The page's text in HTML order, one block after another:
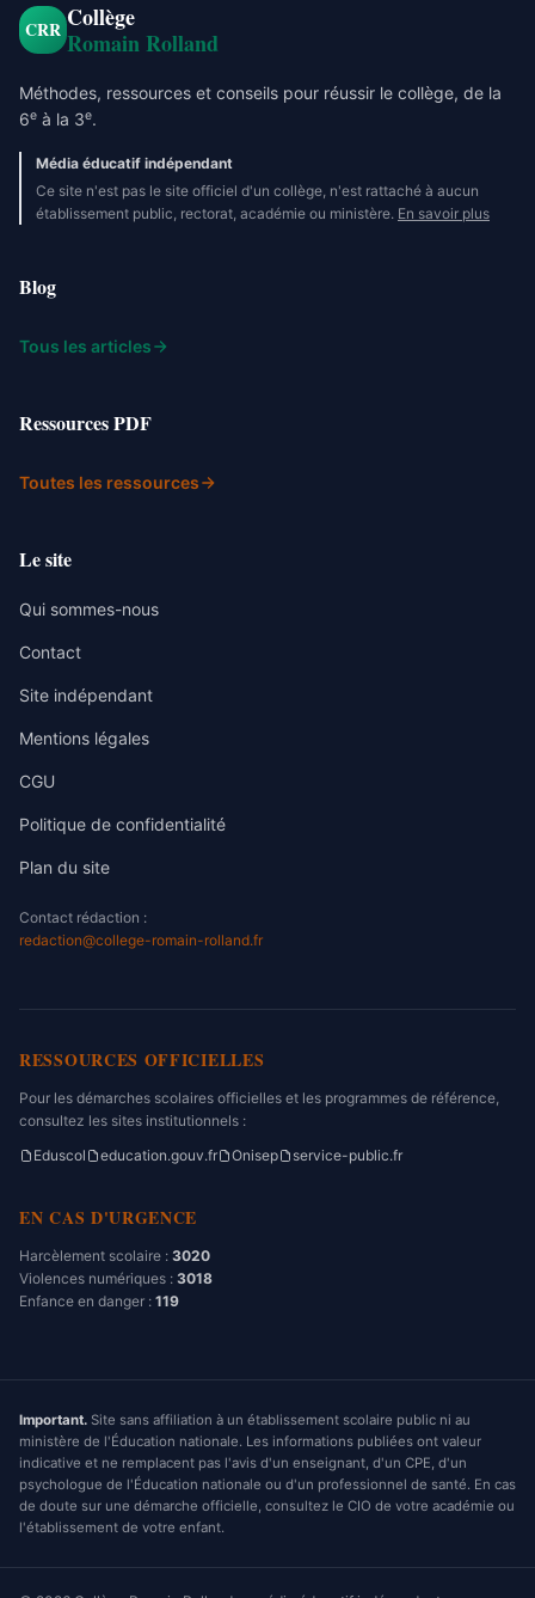
CRR Collège
Romain Rolland
Méthodes, ressources et conseils pour réussir le collège, de la
6e à la 3e.
Média éducatif indépendant
Ce site n'est pas le site officiel d'un collège, n'est rattaché à aucun
établissement public, rectorat, académie ou ministère. En savoir plus
Blog
Tous les articles
Ressources PDF
Toutes les ressources
Le site
Qui sommes-nous
Contact
Site indépendant
Mentions légales
CGU
Politique de confidentialité
Plan du site
Contact rédaction :
redaction@college-romain-rolland.fr
RESSOURCES OFFICIELLES
Pour les démarches scolaires officielles et les programmes de référence,
consultez les sites institutionnels :
Eduscol
education.gouv.fr Onisep service-public.fr
EN CAS D'URGENCE
Harcèlement scolaire : 3020
Violences numériques : 3018
Enfance en danger : 119
Important. Site sans affiliation à un établissement scolaire public ni au
ministère de l'Éducation nationale. Les informations publiées ont valeur
indicative et ne remplacent pas l'avis d'un enseignant, d'un CPE, d'un
psychologue de l'Éducation nationale ou d'un professionnel de santé. En cas
de doute sur une démarche officielle, consultez le CIO de votre académie ou
l'établissement de votre enfant.